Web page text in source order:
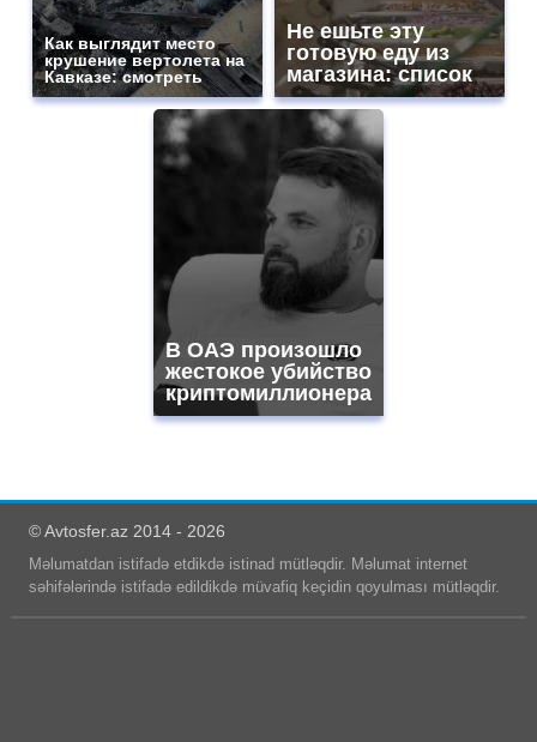
Как выглядит место
крушение вертолета на
Кавказе: смотреть
Не ешьте эту
готовую еду из
магазина: список
В ОАЭ произошло
жестокое убийство
криптомиллионера
© Avtosfer.az 2014 - 2026
Məlumatdan istifadə etdikdə istinad mütləqdir. Məlumat internet
səhifələrində istifadə edildikdə müvafiq keçidin qoyulması mütləqdir.